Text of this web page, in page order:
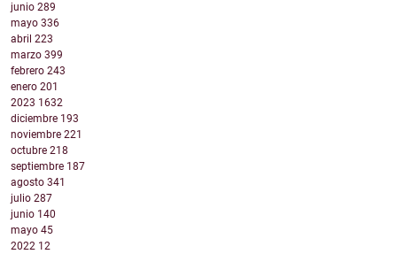
junio 289
mayo 336
abril 223
marzo 399
febrero 243
enero 201
2023 1632
diciembre 193
noviembre 221
octubre 218
septiembre 187
agosto 341
julio 287
junio 140
mayo 45
2022 12